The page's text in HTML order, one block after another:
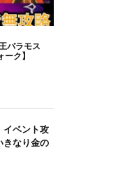
イベント攻
きなり金の